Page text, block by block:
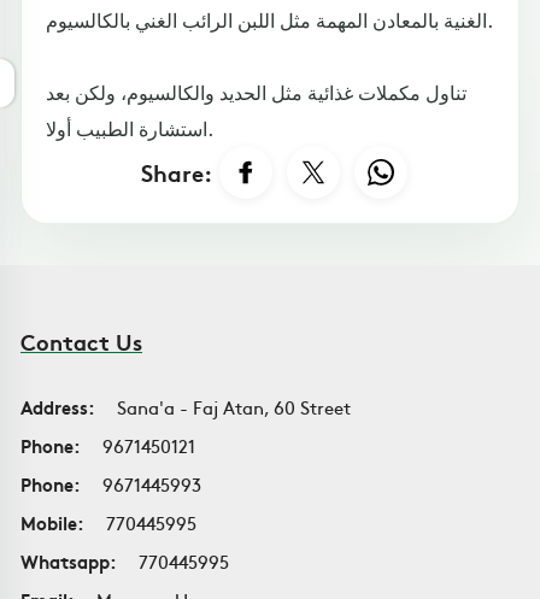
الغنية بالمعادن المهمة مثل اللبن الرائب الغني بالكالسيوم.
تناول مكملات غذائية مثل الحديد والكالسيوم، ولكن بعد
استشارة الطبيب أولا.
Share:
Contact Us
Address:
Sana'a - Faj Atan, 60 Street
Phone:
9671450121
Phone:
9671445993
Mobile:
770445995
Whatsapp:
770445995